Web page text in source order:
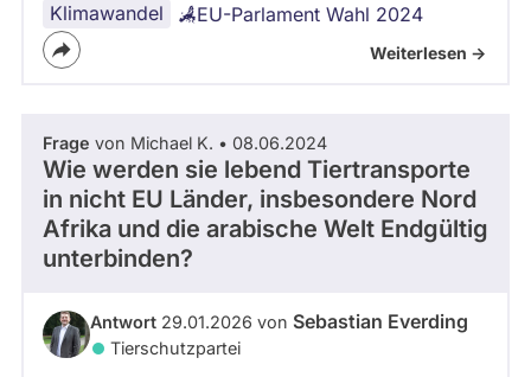
Klimawandel EU-Parlament Wahl 2024
Weiterlesen ->
Frage von Michael K. • 08.06.2024
Wie werden sie lebend Tiertransporte
in nicht EU Länder, insbesondere Nord
Afrika und die arabische Welt Endgültig
unterbinden?
Antwort 29.01.2026 von Sebastian Everding
Tierschutzpartei